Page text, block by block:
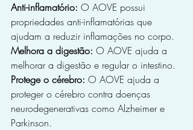
Anti-inflamatório: O AOVE possui
propriedades anti-inflamatórias que
ajudam a reduzir inflamações no corpo.
Melhora a digestão: O AOVE ajuda a
melhorar a digestão e regular o intestino.
Protege o cérebro: O AOVE ajuda a
proteger o cérebro contra doenças
neurodegenerativas como Alzheimer e
Parkinson.